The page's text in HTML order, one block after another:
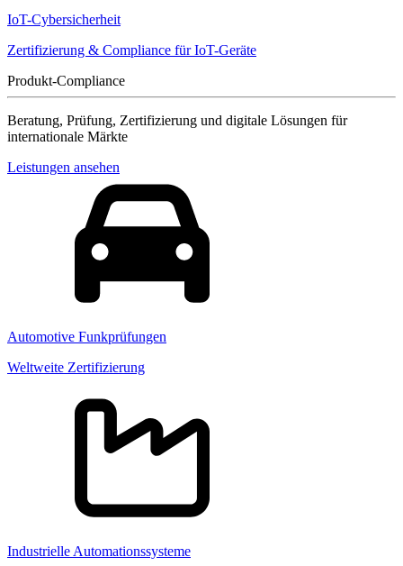
IoT-Cybersicherheit
Zertifizierung & Compliance für IoT-Geräte
Produkt-Compliance
Beratung, Prüfung, Zertifizierung und digitale Lösungen für
internationale Märkte
Leistungen ansehen
Automotive Funkprüfungen
Weltweite Zertifizierung
Industrielle Automationssysteme